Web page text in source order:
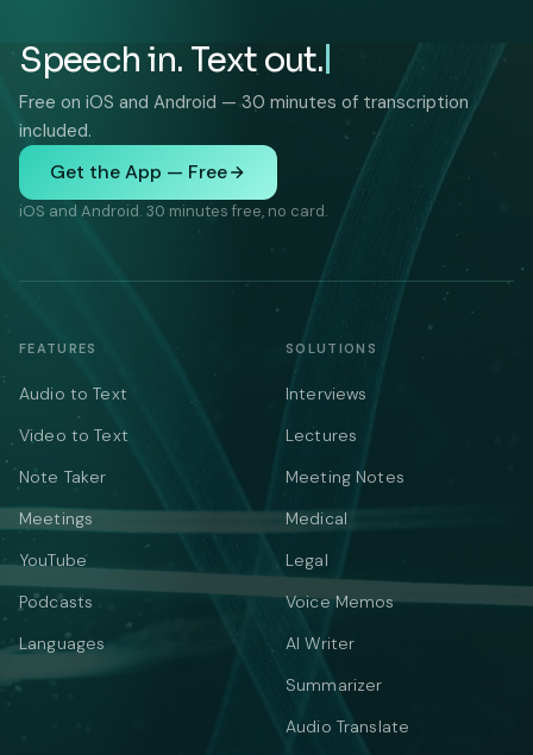
Speech in. Text out.
Free on iOS and Android — 30 minutes of transcription
included.
Get the App — Free
iOS and Android. 30 minutes free, no card.
FEATURES
Audio to Text
Video to Text
Note Taker
Meetings
YouTube
Podcasts
Languages
SOLUTIONS
Interviews
Lectures
Meeting Notes
Medical
Legal
Voice Memos
AI Writer
Summarizer
Audio Translate